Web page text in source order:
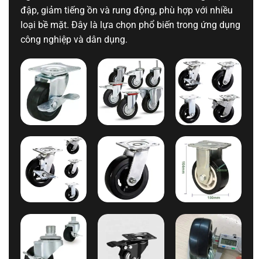
đập, giảm tiếng ồn và rung động, phù hợp với nhiều
loại bề mặt. Đây là lựa chọn phổ biến trong ứng dụng
công nghiệp và dân dụng.